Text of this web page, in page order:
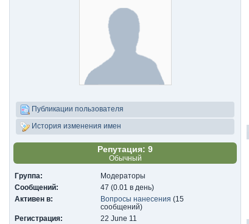
Публикации пользователя
История изменения имен
Репутация: 9
Обычный
Группа:
Модераторы
Сообщений:
47 (0.01 в день)
Активен в:
Вопросы нанесения (15
сообщений)
Регистрация:
22 June 11